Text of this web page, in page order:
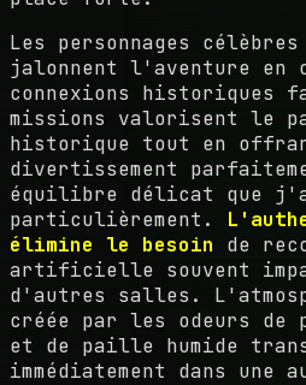
Les personnages
jalonnent l'aventure en
connexions historiques
missions valorisent le
historique tout en
divertissement
équilibre délicat que
particulièrement.
élimine le besoin de
artificielle souvent
d'autres salles.
créée par les odeurs de
et de paille humide
immédiatement dans une